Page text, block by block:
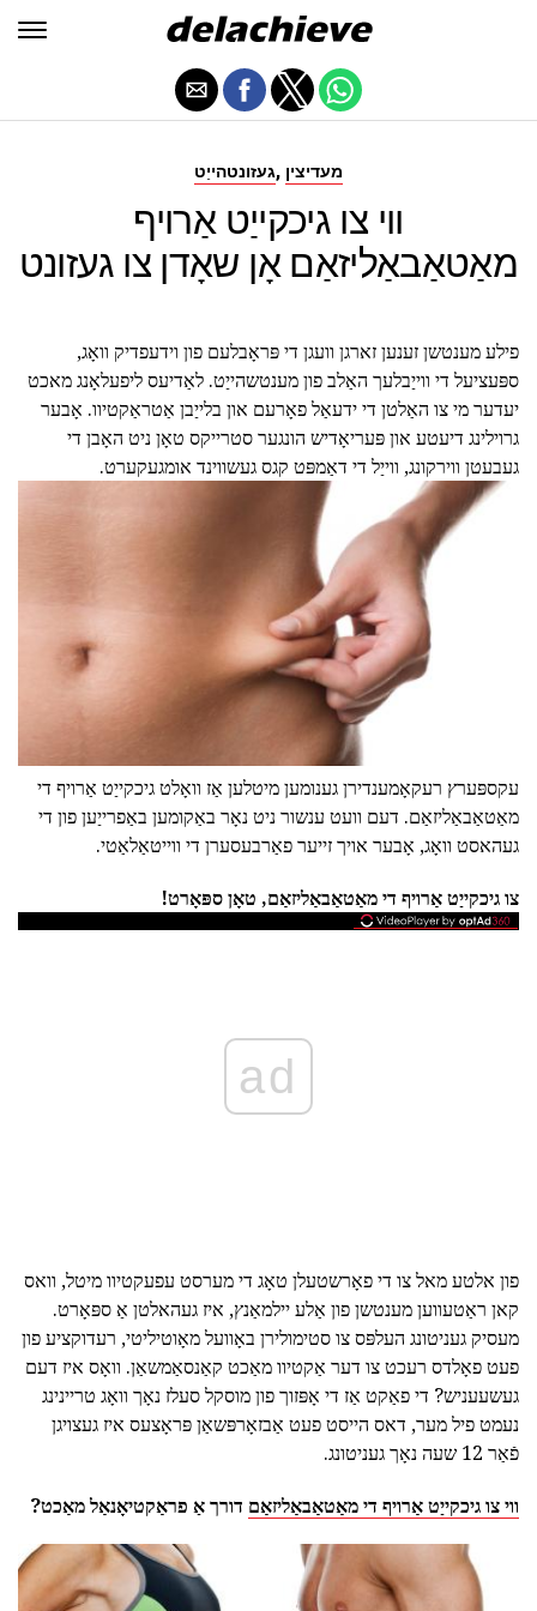
געזונטהייַט, מעדיצין
ווי צו גיכקייַט אַרויף
מאַטאַבאַליזאַם אָן שאָדן צו געזונט
פילע מענטשן זענען זארגן וועגן די פּראָבלעם פון וידעפדיק וואָג,
ספּעציעל די ווייַבלעך האַלב פון מענטשהייַט. לאַדיעס ליפעלאָנג מאכט
יעדער מי צו האַלטן די ידעאַל פאָרעם און בלייַבן אַטראַקטיוו. אָבער
גרוילינג דיעטע און פּעריאָדיש הונגער סטרייקס טאָן ניט האָבן די
געבעטן ווירקונג, ווייַל די דאַמפּט קגס געשווינד אומגעקערט.
עקספּערץ רעקאָמענדירן גענומען מיטלען אַז וואָלט גיכקייַט אַרויף די
מאַטאַבאַליזאַם. דעם וועט ענשור ניט נאָר באַקומען באַפרייַען פון די
געהאסט וואָג, אָבער אויך זייער פאַרבעסערן די ווייטאַלאַטי.
צו גיכקייַט אַרויף די מאַטאַבאַליזאַם, טאָן ספּאָרט!
ad
פון אלטע מאל צו די פאָרשטעלן טאָג די מערסט עפעקטיוו מיטל, וואס
קאן ראַטעווען מענטשן פון אַלע יילמאַנץ, איז געהאלטן אַ ספּאָרט.
מעסיק געניטונג העלפּס צו סטימולירן באָוועל מאָוטיליטי, רעדוקציע פון
פעט פאָלדס רעכט צו דער אַקטיוו מאַכט קאַנסאַמשאַן. וואָס איז דעם
געשעעניש? די פאַקט אַז די אָפּזוך פון מוסקל סעלז נאָך וואָג טריינינג
נעמט פיל מער, דאס הייסט פעט אַבזאָרפּשאַן פּראָצעס איז געצויגן
פֿאַר 12 שעה נאָך געניטונג.
ווי צו גיכקייַט אַרויף די מאַטאַבאַליזאַם דורך אַ פראַקטיאָנאַל מאַכט?